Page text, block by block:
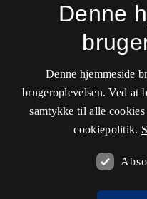
Denne
Denne hjemmeside
brugeroplevelsen. Ved at
samtykke til alle cookies
cookiepolitik.